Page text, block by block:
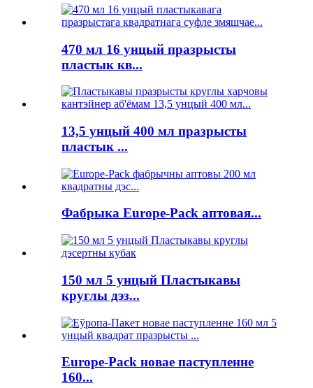
470 мл 16 унцый празрысты
пластык кв...
13,5 унцый 400 мл празрысты
пластык ...
Фабрыка Europe-Pack аптовая...
150 мл 5 унцый Пластыкавы
круглы дэз...
Europe-Pack новае паступленне
160...